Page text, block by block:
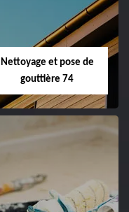
Nettoyage et pose de
gouttière 74